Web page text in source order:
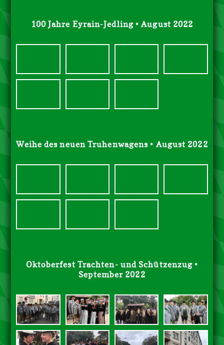
100 Jahre Eyrain-Jedling • August 2022
Weihe des neuen Truhenwagens • August 2022
Oktoberfest Trachten- und Schützenzug •
September 2022